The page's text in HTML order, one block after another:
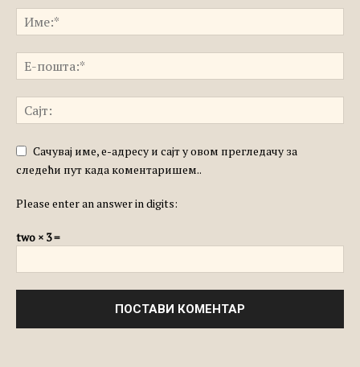
Сачувај име, е-адресу и сајт у овом прегледачу за
следећи пут када коментаришем..
Please enter an answer in digits:
two × 3 =